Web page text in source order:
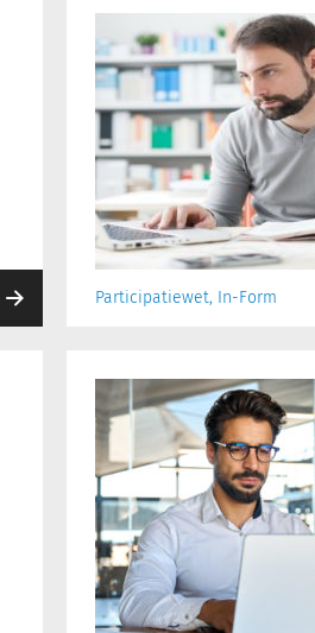
Participatiewet, In-Form
belastingen
per
2024
2024